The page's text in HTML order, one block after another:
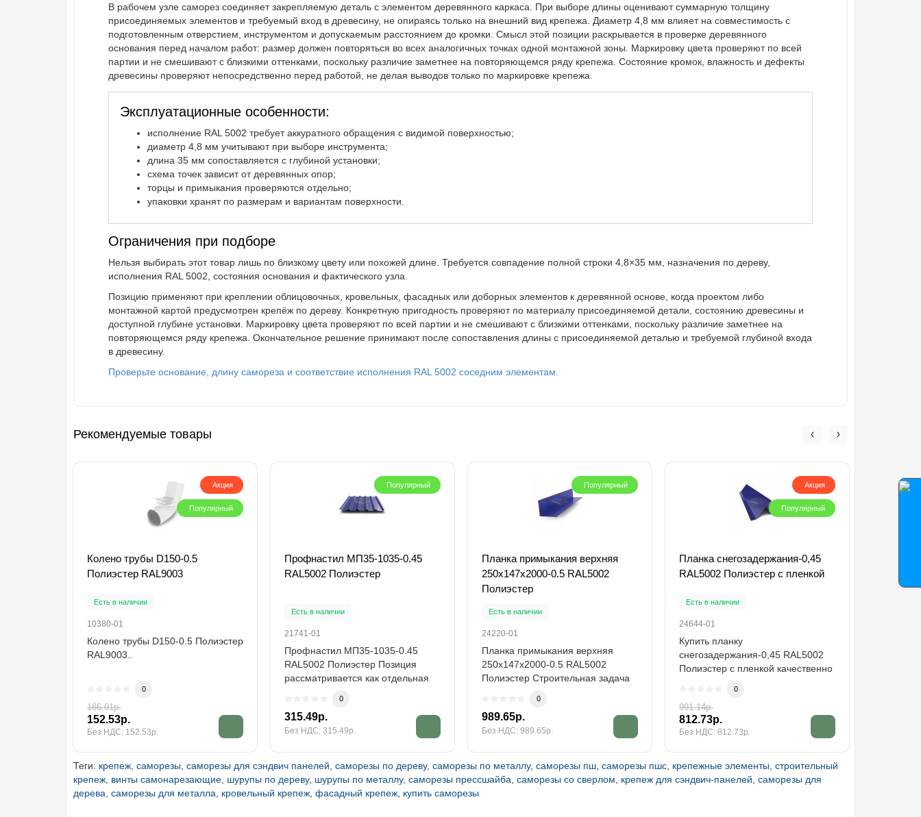
В рабочем узле саморез соединяет закрепляемую деталь с элементом деревянного каркаса. При выборе длины оценивают суммарную толщину
присоединяемых элементов и требуемый вход в древесину, не опираясь только на внешний вид крепежа. Диаметр 4,8 мм влияет на совместимость с
подготовленным отверстием, инструментом и допускаемым расстоянием до кромки. Смысл этой позиции раскрывается в проверке деревянного
основания перед началом работ: размер должен повторяться во всех аналогичных точках одной монтажной зоны. Маркировку цвета проверяют по всей
партии и не смешивают с близкими оттенками, поскольку различие заметнее на повторяющемся ряду крепежа. Состояние кромок, влажность и дефекты
древесины проверяют непосредственно перед работой, не делая выводов только по маркировке крепежа.
Эксплуатационные особенности:
исполнение RAL 5002 требует аккуратного обращения с видимой поверхностью;
диаметр 4,8 мм учитывают при выборе инструмента;
длина 35 мм сопоставляется с глубиной установки;
схема точек зависит от деревянных опор;
торцы и примыкания проверяются отдельно;
упаковки хранят по размерам и вариантам поверхности.
Ограничения при подборе
Нельзя выбирать этот товар лишь по близкому цвету или похожей длине. Требуется совпадение полной строки 4,8×35 мм, назначения по дереву,
исполнения RAL 5002, состояния основания и фактического узла.
Позицию применяют при креплении облицовочных, кровельных, фасадных или доборных элементов к деревянной основе, когда проектом либо
монтажной картой предусмотрен крепёж по дереву. Конкретную пригодность проверяют по материалу присоединяемой детали, состоянию древесины и
доступной глубине установки. Маркировку цвета проверяют по всей партии и не смешивают с близкими оттенками, поскольку различие заметнее на
повторяющемся ряду крепежа. Окончательное решение принимают после сопоставления длины с присоединяемой деталью и требуемой глубиной входа
в древесину.
Проверьте основание, длину самореза и соответствие исполнения RAL 5002 соседним элементам.
Рекомендуемые товары
Акция
Популярный
Колено трубы D150-0.5
Полиэстер RAL9003
Есть в наличии
10380-01
Колено трубы D150-0.5 Полиэстер
RAL9003..
0
186.01р.
152.53р.
Без НДС: 152.53р.
Популярный
Профнастил МП35-1035-0.45
RAL5002 Полиэстер
Есть в наличии
21741-01
Профнастил МП35-1035-0.45
RAL5002 Полиэстер Позиция
рассматривается как отдельная
0
315.49р.
Без НДС: 315.49р.
Популярный
Планка примыкания верхняя
250х147х2000-0.5 RAL5002
Полиэстер
Есть в наличии
24220-01
Планка примыкания верхняя
250х147х2000-0.5 RAL5002
Полиэстер Строительная задача
0
989.65р.
Без НДС: 989.65р.
Акция
Популярный
Планка снегозадержания-0,45
RAL5002 Полиэстер с пленкой
Есть в наличии
24644-01
Купить планку
снегозадержания-0,45 RAL5002
Полиэстер с пленкой качественно
0
991.14р.
812.73р.
Без НДС: 812.73р.
Теги: крепеж саморезы саморезы для сэндвич панелей саморезы по дереву, саморезы по металлу, саморезы пш саморезы пшс крепежные элементы строительный
крепеж винты самонарезающие шурупы по дереву, шурупы по металлу, саморезы прессшайба саморезы со сверлом крепеж для сэндвич-панелей саморезы для
дерева саморезы для металла кровельный крепеж фасадный крепеж купить саморезы